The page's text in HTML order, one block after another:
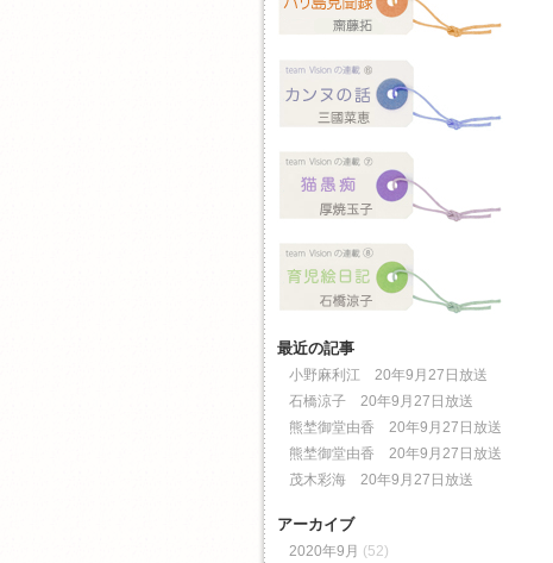
最近の記事
小野麻利江 20年9月27日放送
石橋涼子 20年9月27日放送
熊埜御堂由香 20年9月27日放送
熊埜御堂由香 20年9月27日放送
茂木彩海 20年9月27日放送
アーカイブ
2020年9月 (52)